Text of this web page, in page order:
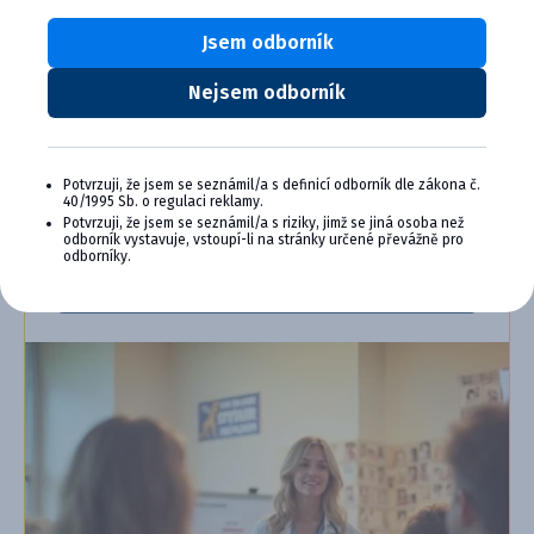
veterinárnu prax, vzdelávanie a pohodu.
Výhody členstva v Cymedica Plus:
Exkluzívne produkty a služby
Špeciálne podujatia, semináre, konferencie,
webové semináre a ďalšie
Chcem sa pripojiť
Nejsem odborník
Jsem odborník
Potvrzuji, že jsem se seznámil/a s definicí odborník dle zákona č.
40/1995 Sb. o regulaci reklamy.
Potvrzuji, že jsem se seznámil/a s riziky, jimž se jiná osoba než
odborník vystavuje, vstoupí-li na stránky určené převážně pro
odborníky.